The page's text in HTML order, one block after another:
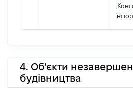
4. Об'єкти
будівництва